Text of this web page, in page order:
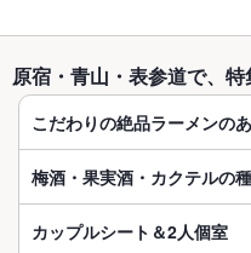
原宿・青山・表参道で、
こだわりの絶品ラーメンの
梅酒・果実酒・カクテルの
カップルシート＆2人個室